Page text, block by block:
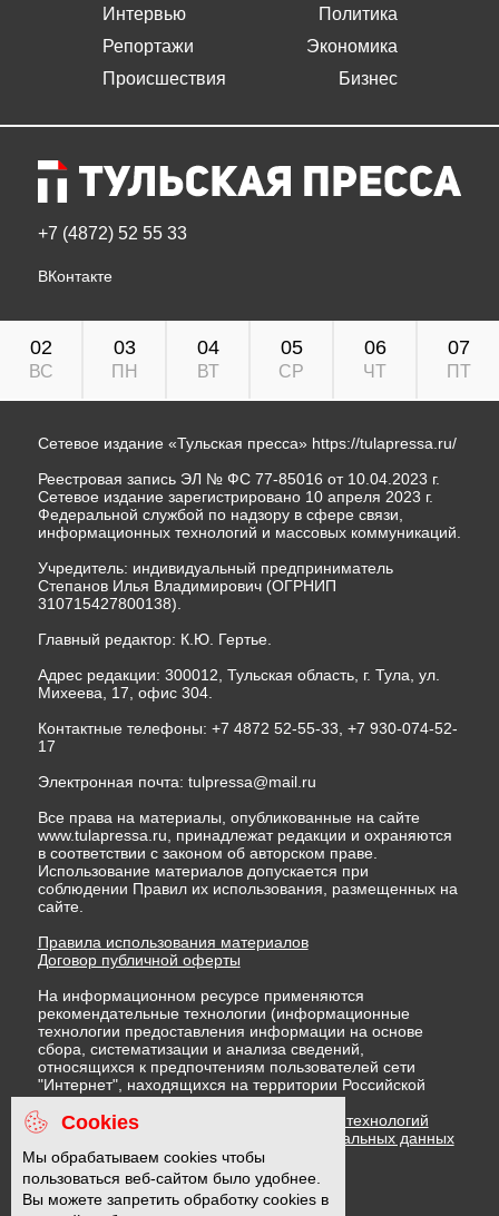
Интервью
Репортажи
Происшествия
Политика
Экономика
Бизнес
+7 (4872) 52 55 33
ВКонтакте
02
ВС
03
ПН
04
ВТ
05
СР
06
ЧТ
07
ПТ
Сетевое издание «Тульская пресса» https://tulapressa.ru/
Реестровая запись ЭЛ № ФС 77-85016 от 10.04.2023 г.
Сетевое издание зарегистрировано 10 апреля 2023 г.
Федеральной службой по надзору в сфере связи,
информационных технологий и массовых коммуникаций.
Учредитель: индивидуальный предприниматель
Степанов Илья Владимирович (ОГРНИП
310715427800138).
Главный редактор: К.Ю. Гертье.
Адрес редакции: 300012, Тульская область, г. Тула, ул.
Михеева, 17, офис 304.
Контактные телефоны: +7 4872 52-55-33, +7 930-074-52-
17
Электронная почта: tulpressa@mail.ru
Все права на материалы, опубликованные на сайте
www.tulapressa.ru, принадлежат редакции и охраняются
в соответствии с законом об авторском праве.
Использование материалов допускается при
соблюдении Правил их использования, размещенных на
сайте.
Правила использования материалов
Договор публичной оферты
На информационном ресурсе применяются
рекомендательные технологии (информационные
технологии предоставления информации на основе
сбора, систематизации и анализа сведений,
относящихся к предпочтениям пользователей сети
"Интернет", находящихся на территории Российской
Федерации)
Правила применения рекомендательных технологий
Политика в отношении обработки персональных данных
Политика обработки файлов cookie
Cookies
Мы обрабатываем cookies чтобы
пользоваться веб-сайтом было удобнее.
Вы можете запретить обработку cookies в